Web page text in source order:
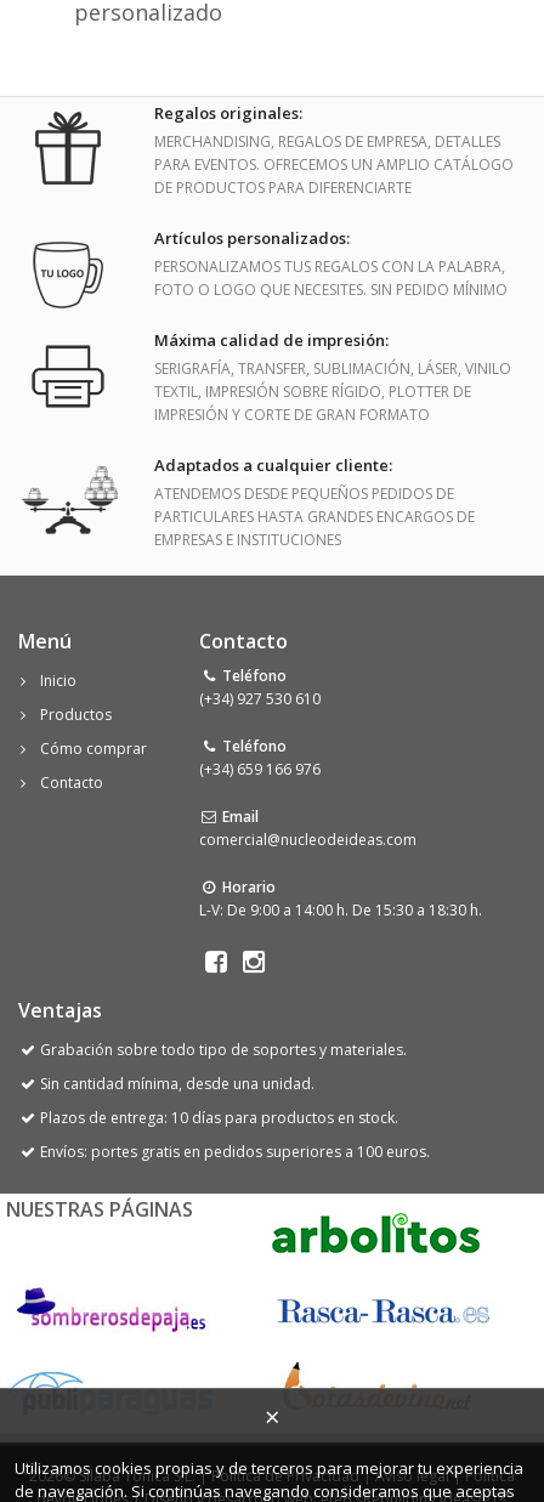
personalizado
Regalos originales:
MERCHANDISING, REGALOS DE EMPRESA, DETALLES
PARA EVENTOS. OFRECEMOS UN AMPLIO CATÁLOGO
DE PRODUCTOS PARA DIFERENCIARTE
Artículos personalizados:
PERSONALIZAMOS TUS REGALOS CON LA PALABRA,
FOTO O LOGO QUE NECESITES. SIN PEDIDO MÍNIMO
Máxima calidad de impresión:
SERIGRAFÍA, TRANSFER, SUBLIMACIÓN, LÁSER, VINILO
TEXTIL, IMPRESIÓN SOBRE RÍGIDO, PLOTTER DE
IMPRESIÓN Y CORTE DE GRAN FORMATO
Adaptados a cualquier cliente:
ATENDEMOS DESDE PEQUEÑOS PEDIDOS DE
PARTICULARES HASTA GRANDES ENCARGOS DE
EMPRESAS E INSTITUCIONES
Menú
Inicio
Productos
Cómo comprar
Contacto
Contacto
Teléfono
(+34) 927 530 610
Teléfono
(+34) 659 166 976
Email
comercial@nucleodeideas.com
Horario
L-V: De 9:00 a 14:00 h. De 15:30 a 18:30 h.
Ventajas
Grabación sobre todo tipo de soportes y materiales.
Sin cantidad mínima, desde una unidad.
Plazos de entrega: 10 días para productos en stock.
Envíos: portes gratis en pedidos superiores a 100 euros.
NUESTRAS PÁGINAS
2026© Sílaba Tónica S.L. |Política de Privacidad|Aviso legal|Política
Utilizamos cookies propias y de terceros para mejorar tu experiencia
de navegación. Si continúas navegando consideramos que aceptas
×